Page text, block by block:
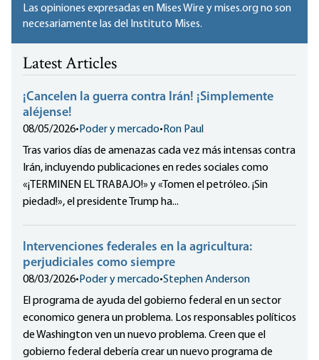
Las opiniones expresadas en Mises Wire y mises.org no son
necesariamente las del Instituto Mises.
Latest Articles
¡Cancelen la guerra contra Irán! ¡Simplemente
aléjense!
08/05/2026• Poder y mercado• Ron Paul
Tras varios días de amenazas cada vez más intensas contra
Irán, incluyendo publicaciones en redes sociales como
«¡TERMINEN EL TRABAJO!» y «Tomen el petróleo. ¡Sin
piedad!», el presidente Trump ha...
Intervenciones federales en la agricultura:
perjudiciales como siempre
08/03/2026• Poder y mercado•Stephen Anderson
El programa de ayuda del gobierno federal en un sector
economico genera un problema. Los responsables políticos
de Washington ven un nuevo problema. Creen que el
gobierno federal debería crear un nuevo programa de